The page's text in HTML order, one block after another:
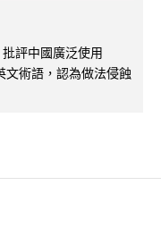
評中國廣泛使用
文術語，認為做法侵蝕